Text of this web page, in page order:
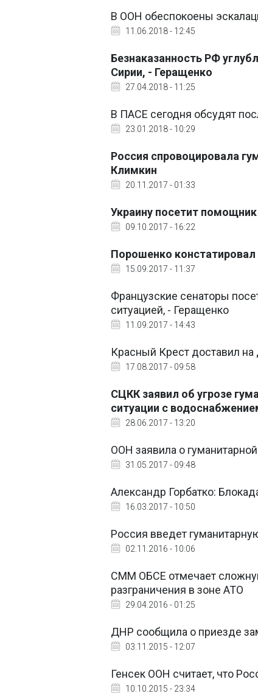
В ООН обеспокоены
11.06.2018 - 12:45
Безнаказанность РФ
Сирии, - Геращенко
27.04.2018 - 11:25
В ПАСЕ сегодня обсудят
23.01.2018 - 10:29
Россия спровоцировала
Климкин
20.11.2017 - 01:33
Украину посетит
09.10.2017 - 16:22
Порошенко
15.09.2017 - 11:37
Французские сенаторы
ситуацией, - Геращенко
11.09.2017 - 14:43
Красный Крест доставил
17.08.2017 - 09:58
СЦКК заявил об угрозе
ситуации с
28.06.2017 - 13:20
ООН заявила о
31.05.2017 - 09:48
Александр Горбатко:
16.03.2017 - 10:50
Россия введет
02.11.2016 - 10:06
СММ ОБСЕ отмечает
разграничения в зоне АТО
29.04.2016 - 01:25
ДНР сообщила о приезде
03.11.2015 - 12:07
Генсек ООН считает, что
10.10.2015 - 23:34